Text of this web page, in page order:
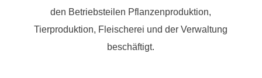
den Betriebsteilen Pflanzenproduktion,
Tierproduktion, Fleischerei und der Verwaltung
beschäftigt.